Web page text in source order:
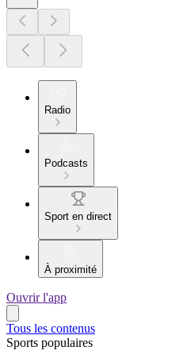
Radio
Podcasts
Sport en direct
À proximité
Ouvrir l'app
Tous les contenus
Sports populaires